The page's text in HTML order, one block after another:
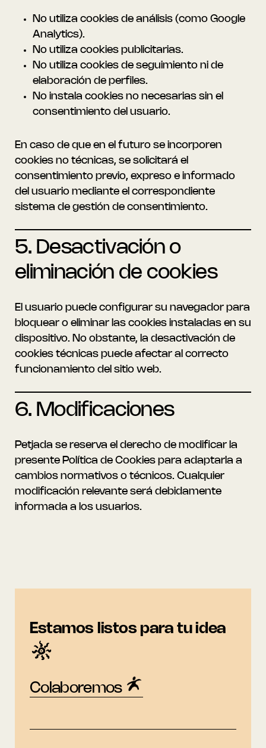
No utiliza cookies de análisis (como Google
Analytics).
No utiliza cookies publicitarias.
No utiliza cookies de seguimiento ni de
elaboración de perfiles.
No instala cookies no necesarias sin el
consentimiento del usuario.
En caso de que en el futuro se incorporen
cookies no técnicas, se solicitará el
consentimiento previo, expreso e informado
del usuario mediante el correspondiente
sistema de gestión de consentimiento.
5. Desactivación o
eliminación de cookies
El usuario puede configurar su navegador para
bloquear o eliminar las cookies instaladas en su
dispositivo. No obstante, la desactivación de
cookies técnicas puede afectar al correcto
funcionamiento del sitio web.
6. Modificaciones
Petjada se reserva el derecho de modificar la
presente Política de Cookies para adaptarla a
cambios normativos o técnicos. Cualquier
modificación relevante será debidamente
informada a los usuarios.
Estamos listos para tu idea
Colaboremos